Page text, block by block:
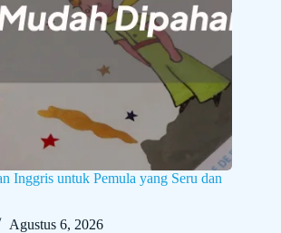
Inggris untuk Pemula yang Seru dan
Agustus 6, 2026